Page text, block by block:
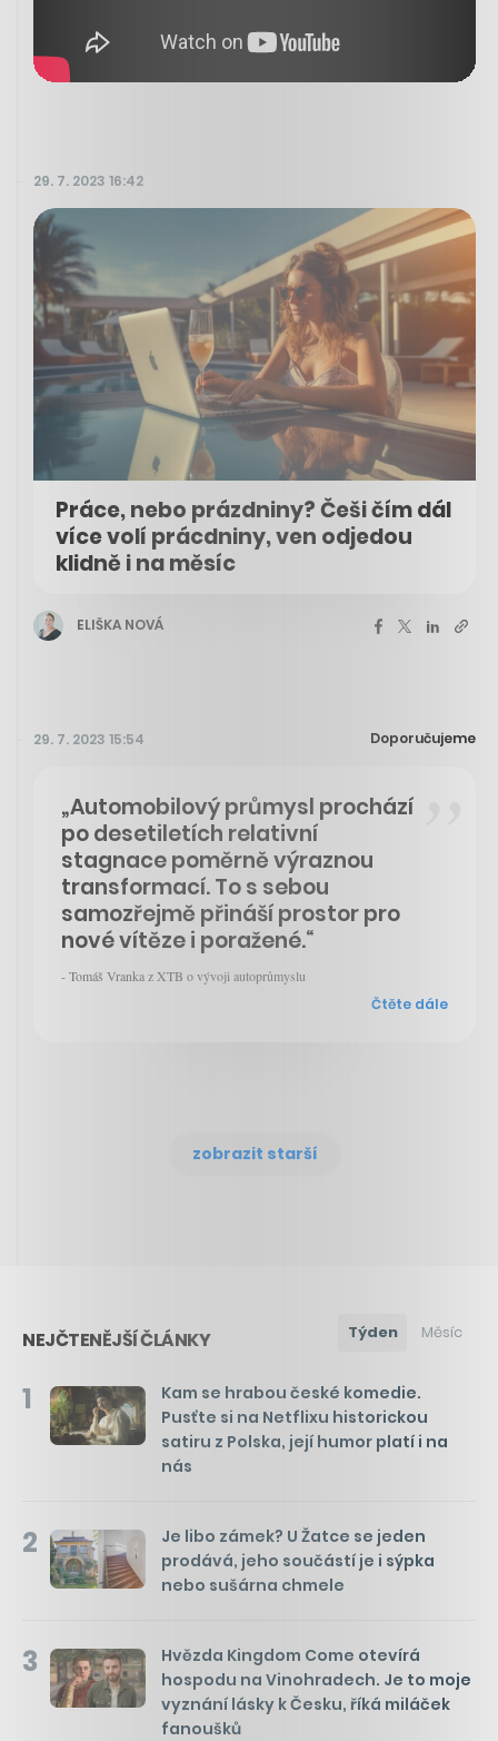
29. 7. 2023 16:42
Práce, nebo prázdniny? Češi čím dál
více volí prácdniny, ven odjedou
klidně i na měsíc
ELIŠKA NOVÁ
29. 7. 2023 15:54 Doporučujeme
„Automobilový průmysl prochází
po desetiletích relativní
stagnace poměrně výraznou
transformací. To s sebou
samozřejmě přináší prostor pro
nové vítěze i poražené.“
- Tomáš Vranka z XTB o vývoji autoprůmyslu
Čtěte dále
zobrazit starší
NEJČTENĚJŠÍ ČLÁNKY Týden Měsíc
1
Kam se hrabou české komedie.
Pusťte si na Netflixu historickou
satiru z Polska, její humor platí i na
nás
2
Je libo zámek? U Žatce se jeden
prodává, jeho součástí je i sýpka
nebo sušárna chmele
3
Hvězda Kingdom Come otevírá
hospodu na Vinohradech. Je to moje
vyznání lásky k Česku, říká miláček
fanoušků